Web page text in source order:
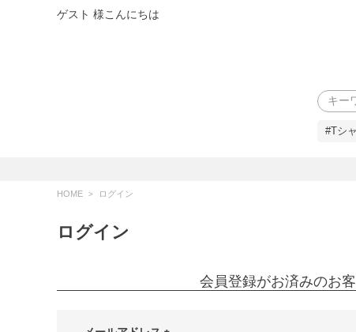
ゲスト 様こんにちは
検索
#Tシ
HOME ログイン
ログイン
会員登録がお済みのお